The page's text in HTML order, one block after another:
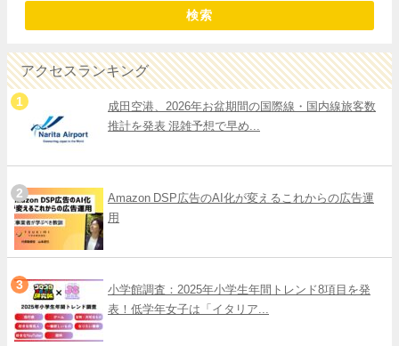
検索
アクセスランキング
成田空港、2026年お盆期間の国際線・国内線旅客数
推計を発表 混雑予想で早め...
Amazon DSP広告のAI化が変えるこれからの広告運
用
小学館調査：2025年小学生年間トレンド8項目を発
表！低学年女子は「イタリア...